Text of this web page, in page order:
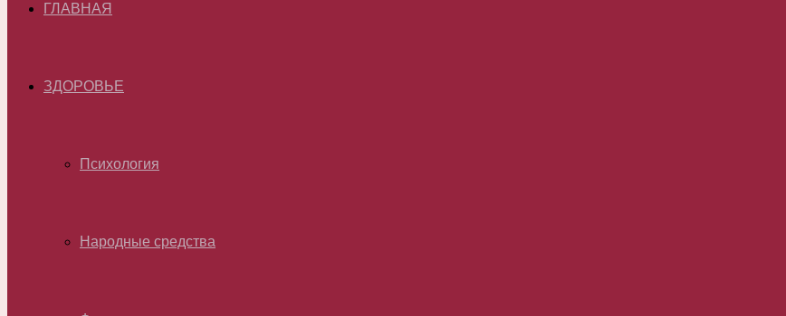
ГЛАВНАЯ
ЗДОРОВЬЕ
Психология
Народные средства